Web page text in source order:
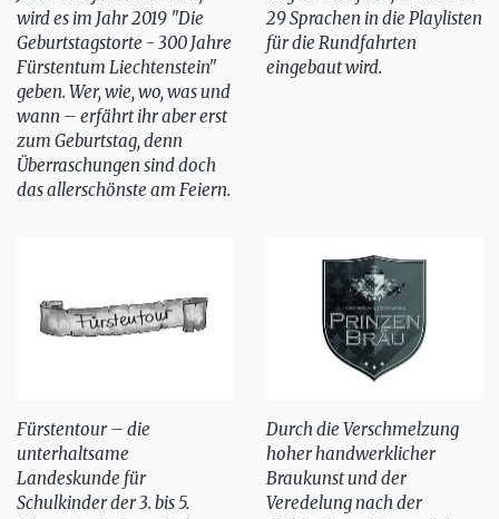
wird es im Jahr 2019 "Die
Geburtstagstorte - 300 Jahre
Fürstentum Liechtenstein"
geben. Wer, wie, wo, was und
wann – erfährt ihr aber erst
zum Geburtstag, denn
Überraschungen sind doch
das allerschönste am Feiern.
29 Sprachen in die Playlisten
für die Rundfahrten
eingebaut wird.
Fürstentour – die
unterhaltsame
Landeskunde für
Schulkinder der 3. bis 5.
Durch die Verschmelzung
hoher handwerklicher
Braukunst und der
Veredelung nach der